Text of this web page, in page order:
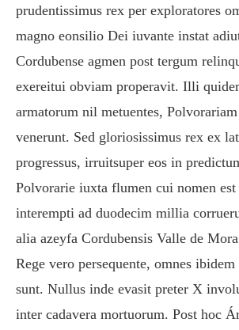
prudentissimus rex per exploratores
magno eonsilio Dei iuvante instat
Cordubense agmen post tergum
exereitui obviam properavit. Illi
armatorum nil metuentes, Polvorariam
venerunt. Sed gloriosissimus rex ex
progressus, irruitsuper eos in
Polvorarie iuxta flumen cui nomen
interempti ad duodecim millia
alia azeyfa Cordubensis Valle de
Rege vero persequente, omnes
sunt. Nullus inde evasit preter X
inter cadavera mortuorum. Post hoc